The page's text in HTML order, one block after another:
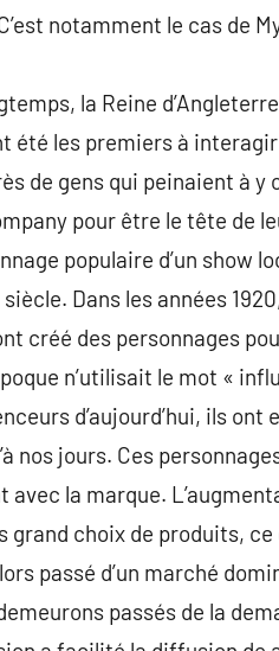
notamment le cas de
la Reine
été les premiers à
de gens qui peinaient à y
pour être le tête de
populaire d’un show
Dans les années
créé des personnages
n’utilisait le mot «
d’aujourd’hui, ils
nos jours. Ces
la marque.
choix de produits,
passé d’un marché
passés de la